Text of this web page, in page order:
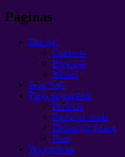
Páginas
Dar tsa̲!
Contacto
Principal
Mfats'i
Ja ar 'be̲fi
Flujo ungumfädi
Profecía
Precio ar nzaki
Descargar Space
Foro
Wa espíritus